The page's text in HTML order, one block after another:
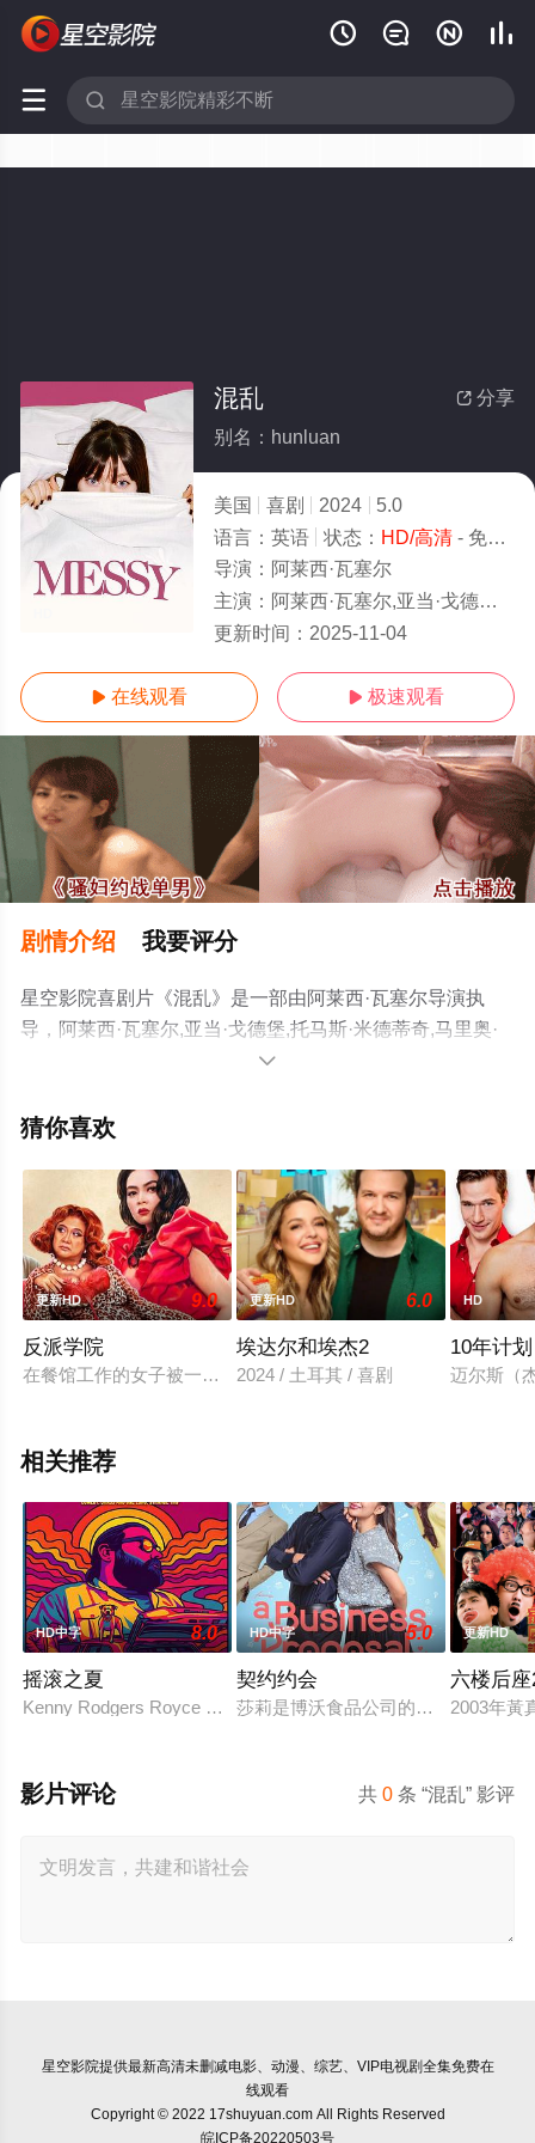
   
 
 分享
混乱
别名：hunluan
美国 喜剧 2024
5.0
语言： 英语 状态： HD/高清- 免费在线观看
导演： 阿莱西·瓦塞尔
主演： 阿莱西·瓦塞尔,亚当·戈德堡,托马斯·米德蒂奇,马里奥·坎通,艾农·斯凯,杰克·基默,迈克尔·潘斯,鲁比·
更新时间： 2025-11-04
 在线观看  极速观看
剧情介绍 我要评分
星空影院喜剧片《混乱》是一部由阿莱西·瓦塞尔导演执
导，阿莱西·瓦塞尔,亚当·戈德堡,托马斯·米德蒂奇,马里奥·
坎通,艾农·斯凯,杰克·基默,迈克尔·潘斯,鲁比·麦考利斯
免费观看高清无删减完整版电影大全就上星空电影网，更

猜你喜欢
更新HD 9.0
反派学院
在餐馆工作的女子被一台神秘的电视机传送到了荧幕反派就读
更新HD 6.0
埃达尔和埃杰2
2024 / 土耳其 / 喜剧
HD
10年计划
迈尔斯（
相关推荐
HD中字 8.0
摇滚之夏
Kenny Rodgers Royce honors his late mother's legacy
HD中字 5.0
契约约会
莎莉是博沃食品公司的食品分析师，
更新HD
六楼后
2003年黃
共0 条 “混乱” 影评
影片评论
星空影院提供最新高清未删减电影、动漫、综艺、VIP电视剧全集免费在
线观看
Copyright © 2022 17shuyuan.com All Rights Reserved
皖ICP备20220503号